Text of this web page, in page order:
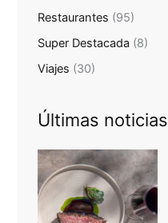
Restaurantes (95)
Super Destacada (8)
Viajes (30)
Últimas noticias